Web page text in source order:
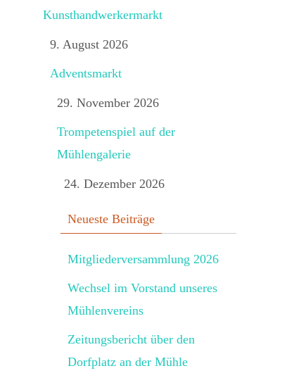
Kunsthandwerkermarkt
9. August 2026
Adventsmarkt
29. November 2026
Trompetenspiel auf der
Mühlengalerie
24. Dezember 2026
Neueste Beiträge
Mitgliederversammlung 2026
Wechsel im Vorstand unseres
Mühlenvereins
Zeitungsbericht über den
Dorfplatz an der Mühle